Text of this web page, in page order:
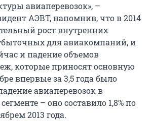
авиаперевозок», –
АЭВТ, напомнив, что в 2014
рост внутренних
для авиакомпаний, и
и падение объемов
которые приносят основную
впервые за 3,5 года было
авиаперевозок в
– оно составило 1,8% по
2013 года.